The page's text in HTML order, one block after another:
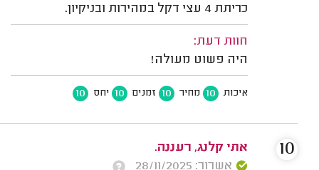
כריתת 4 עצי דקל במהירות ובניקיון.
חוות דעת:
היה פשוט מעולה!
איכות 10 מחיר 10 זמנים 10 יחס 10
אתי קלנג, רעננה.
אשרור: 28/11/2025
10